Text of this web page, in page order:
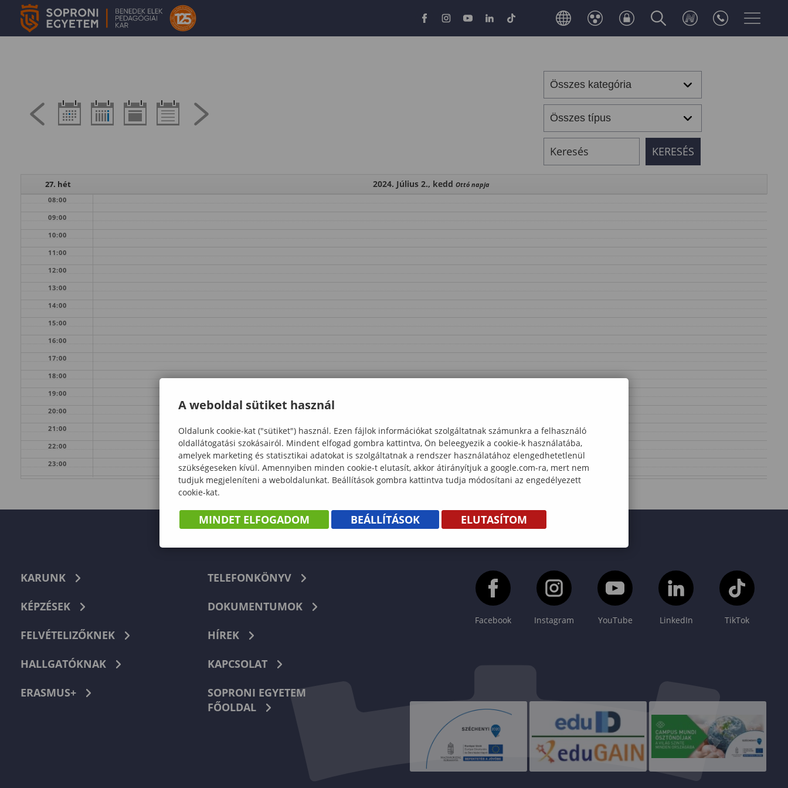
27. hét 2024. Július 2., kedd Ottó napja
08:00
09:00
10:00
11:00
12:00
13:00
14:00
15:00
16:00
17:00
18:00
19:00
20:00
21:00
22:00
23:00
KARUNK
KÉPZÉSEK
FELVÉTELIZŐKNEK
HALLGATÓKNAK
ERASMUS+
TELEFONKÖNYV
DOKUMENTUMOK
HÍREK
KAPCSOLAT
SOPRONI EGYETEM
FŐOLDAL
Facebook Instagram YouTube LinkedIn TikTok
A weboldal sütiket használ
Oldalunk cookie-kat ("sütiket") használ. Ezen fájlok információkat szolgáltatnak számunkra a felhasználó
oldallátogatási szokásairól. Mindent elfogad gombra kattintva, Ön beleegyezik a cookie-k használatába,
amelyek marketing és statisztikai adatokat is szolgáltatnak a rendszer használatához elengedhetetlenül
szükségeseken kívül. Amennyiben minden cookie-t elutasít, akkor átirányítjuk a google.com-ra, mert nem
tudjuk megjeleníteni a weboldalunkat. Beállítások gombra kattintva tudja módosítani az engedélyezett
cookie-kat.
MINDET ELFOGADOM BEÁLLÍTÁSOK ELUTASÍTOM